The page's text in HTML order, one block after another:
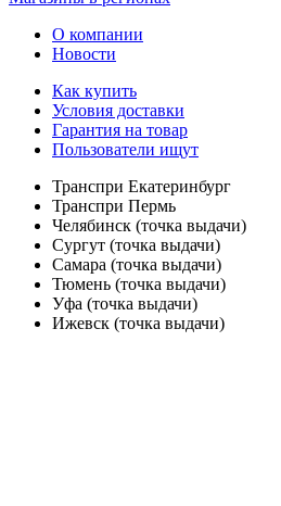
О компании
Новости
Как купить
Условия доставки
Гарантия на товар
Пользователи ищут
Транспри Екатеринбург
Транспри Пермь
Челябинск (точка выдачи)
Сургут (точка выдачи)
Самара (точка выдачи)
Тюмень (точка выдачи)
Уфа (точка выдачи)
Ижевск (точка выдачи)